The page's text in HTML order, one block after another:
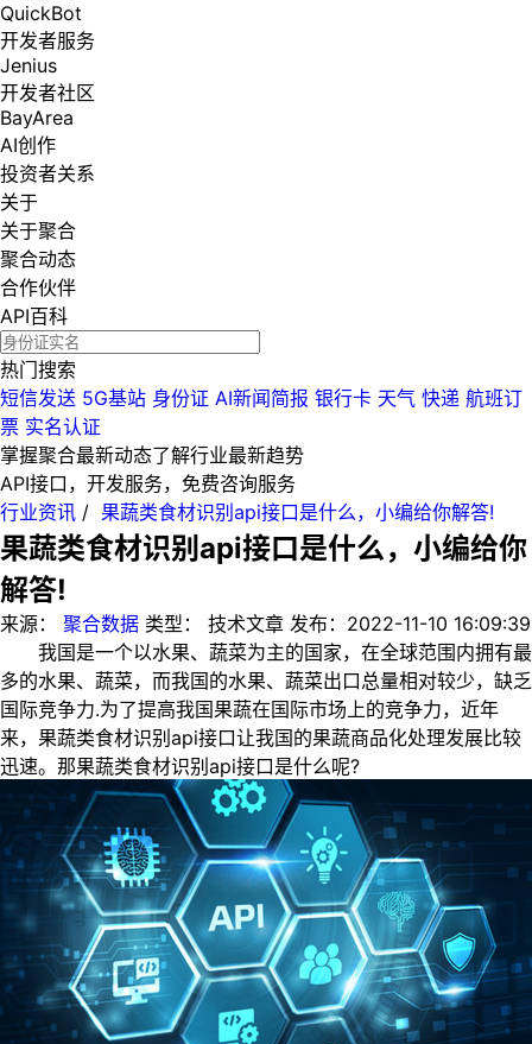
QuickBot
开发者服务
Jenius
开发者社区
BayArea
AI创作
投资者关系
关于
关于聚合
聚合动态
合作伙伴
API百科
热门搜索
短信发送 5G基站 身份证 AI新闻简报 银行卡 天气 快递 航班订
票 实名认证
掌握聚合最新动态了解行业最新趋势
API接口，开发服务，免费咨询服务
行业资讯 / 果蔬类食材识别api接口是什么，小编给你解答!
果蔬类食材识别api接口是什么，小编给你
解答!
来源： 聚合数据 类型： 技术文章 发布： 2022-11-10 16:09:39
我国是一个以水果、蔬菜为主的国家，在全球范围内拥有最
多的水果、蔬菜，而我国的水果、蔬菜出口总量相对较少，缺乏
国际竞争力.为了提高我国果蔬在国际市场上的竞争力，近年
来，果蔬类食材识别api接口让我国的果蔬商品化处理发展比较
迅速。那果蔬类食材识别api接口是什么呢?